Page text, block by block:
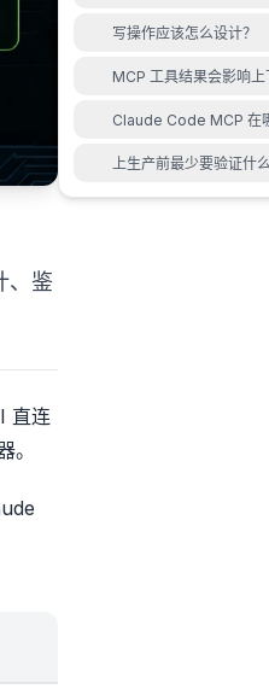
、鉴
直连
写操作应该怎么设计？
MCP 工具结果会影响上
Claude Code MCP 在
上生产前最少要验证什么